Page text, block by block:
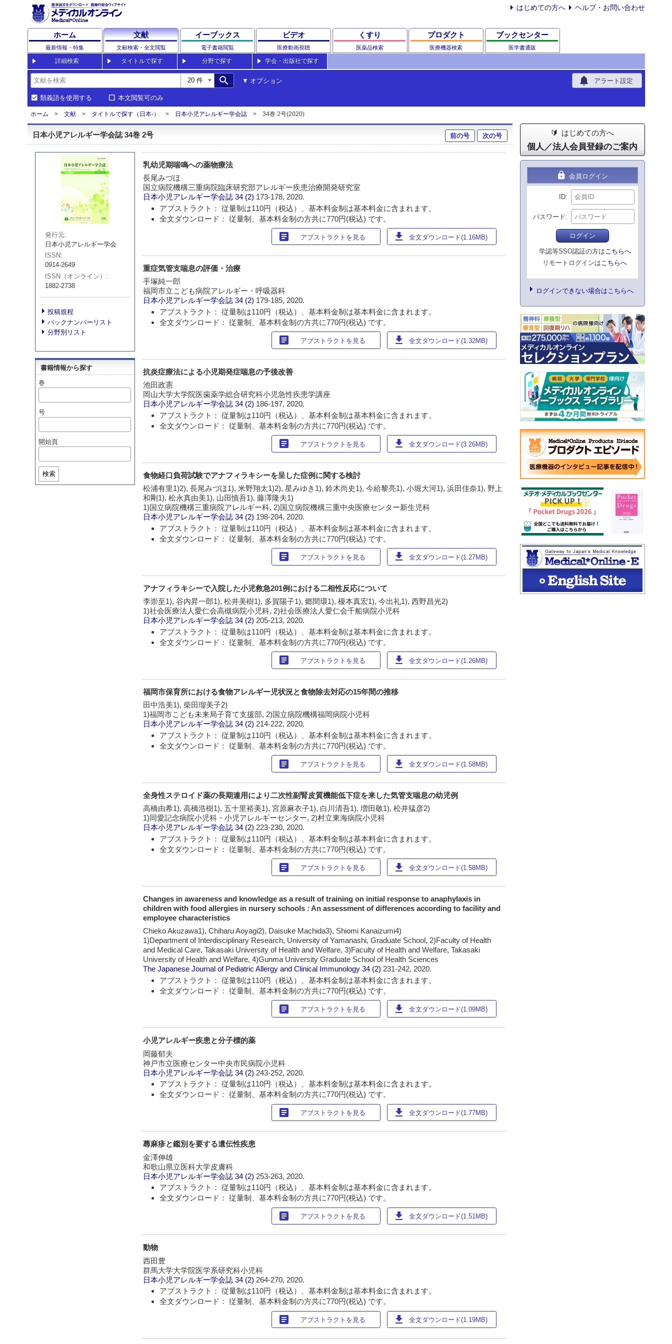
はじめての方へ ヘルプ・お問い合わせ
ホーム
最新情報・特集
文献
文献検索・全文閲覧
イーブックス
電子書籍閲覧
ビデオ
医療動画視聴
くすり
医薬品検索
プロダクト
医療機器検索
ブックセンター
医学書通販
詳細検索 タイトルで探す 分野で探す 学会・出版社で探す
search オプション notifications アラート設定
類義語を使用する 本文閲覧可のみ
ホーム 文献 タイトルで探す（日本-） 日本小児アレルギー学会誌 34巻 2号(2020)
日本小児アレルギー学会誌 34巻 2号 前の号 次の号
発行元
日本小児アレルギー学会
ISSN
0914-2649
ISSN（オンライン）
1882-2738
投稿規程
バックナンバーリスト
分野別リスト
書籍情報から探す
巻
号
開始頁
検索
乳幼児期喘鳴への薬物療法
長尾みづほ
国立病院機構三重病院臨床研究部アレルギー疾患治療開発研究室
日本小児アレルギー学会誌 34 (2) 173-178, 2020.
アブストラクト： 従量制は110円（税込）、基本料金制は基本料金に含まれます。
全文ダウンロード： 従量制、基本料金制の方共に770円(税込) です。
article アブストラクトを見る download 全文ダウンロード(1.16MB)
重症気管支喘息の評価・治療
手塚純一郎
福岡市立こども病院アレルギー・呼吸器科
日本小児アレルギー学会誌 34 (2) 179-185, 2020.
アブストラクト： 従量制は110円（税込）、基本料金制は基本料金に含まれます。
全文ダウンロード： 従量制、基本料金制の方共に770円(税込) です。
article アブストラクトを見る download 全文ダウンロード(1.32MB)
抗炎症療法による小児期発症喘息の予後改善
池田政憲
岡山大学大学院医歯薬学総合研究科小児急性疾患学講座
日本小児アレルギー学会誌 34 (2) 186-197, 2020.
アブストラクト： 従量制は110円（税込）、基本料金制は基本料金に含まれます。
全文ダウンロード： 従量制、基本料金制の方共に770円(税込) です。
article アブストラクトを見る download 全文ダウンロード(3.26MB)
食物経口負荷試験でアナフィラキシーを呈した症例に関する検討
松浦有里1)2), 長尾みづほ1), 米野翔太1)2), 星みゆき1), 鈴木尚史1), 今給黎亮1), 小堀大河1), 浜田佳奈1), 野上
和剛1), 松永真由美1), 山田慎吾1), 藤澤隆夫1)
1)国立病院機構三重病院アレルギー科, 2)国立病院機構三重中央医療センター新生児科
日本小児アレルギー学会誌 34 (2) 198-204, 2020.
アブストラクト： 従量制は110円（税込）、基本料金制は基本料金に含まれます。
全文ダウンロード： 従量制、基本料金制の方共に770円(税込) です。
article アブストラクトを見る download 全文ダウンロード(1.27MB)
アナフィラキシーで入院した小児救急201例における二相性反応について
李崇至1), 谷内昇一郎1), 松井美樹1), 多賀陽子1), 郷間環1), 榎本真宏1), 今出礼1), 西野昌光2)
1)社会医療法人愛仁会高槻病院小児科, 2)社会医療法人愛仁会千船病院小児科
日本小児アレルギー学会誌 34 (2) 205-213, 2020.
アブストラクト： 従量制は110円（税込）、基本料金制は基本料金に含まれます。
全文ダウンロード： 従量制、基本料金制の方共に770円(税込) です。
article アブストラクトを見る download 全文ダウンロード(1.26MB)
福岡市保育所における食物アレルギー児状況と食物除去対応の15年間の推移
田中浩美1), 柴田瑠美子2)
1)福岡市こども未来局子育て支援部, 2)国立病院機構福岡病院小児科
日本小児アレルギー学会誌 34 (2) 214-222, 2020.
アブストラクト： 従量制は110円（税込）、基本料金制は基本料金に含まれます。
全文ダウンロード： 従量制、基本料金制の方共に770円(税込) です。
article アブストラクトを見る download 全文ダウンロード(1.58MB)
全身性ステロイド薬の長期連用により二次性副腎皮質機能低下症を来した気管支喘息の幼児例
高橋由希1), 高橋浩樹1), 五十里裕美1), 宮原麻衣子1), 白川清吾1), 増田敬1), 松井猛彦2)
1)同愛記念病院小児科・小児アレルギーセンター, 2)村立東海病院小児科
日本小児アレルギー学会誌 34 (2) 223-230, 2020.
アブストラクト： 従量制は110円（税込）、基本料金制は基本料金に含まれます。
全文ダウンロード： 従量制、基本料金制の方共に770円(税込) です。
article アブストラクトを見る download 全文ダウンロード(1.58MB)
Changes in awareness and knowledge as a result of training on initial response to anaphylaxis in
children with food allergies in nursery schools : An assessment of differences according to facility and
employee characteristics
Chieko Akuzawa1), Chiharu Aoyagi2), Daisuke Machida3), Shiomi Kanaizumi4)
1)Department of Interdisciplinary Research, University of Yamanashi, Graduate School, 2)Faculty of Health
and Medical Care, Takasaki University of Health and Welfare, 3)Faculty of Health and Welfare, Takasaki
University of Health and Welfare, 4)Gunma University Graduate School of Health Sciences
The Japanese Journal of Pediatric Allergy and Clinical Immunology 34 (2)231-242, 2020.
アブストラクト： 従量制は110円（税込）、基本料金制は基本料金に含まれます。
全文ダウンロード： 従量制、基本料金制の方共に770円(税込) です。
article アブストラクトを見る download 全文ダウンロード(1.09MB)
小児アレルギー疾患と分子標的薬
岡藤郁夫
神戸市立医療センター中央市民病院小児科
日本小児アレルギー学会誌 34 (2) 243-252, 2020.
アブストラクト： 従量制は110円（税込）、基本料金制は基本料金に含まれます。
全文ダウンロード： 従量制、基本料金制の方共に770円(税込) です。
article アブストラクトを見る download 全文ダウンロード(1.77MB)
蕁麻疹と鑑別を要する遺伝性疾患
金澤伸雄
和歌山県立医科大学皮膚科
日本小児アレルギー学会誌 34 (2) 253-263, 2020.
アブストラクト： 従量制は110円（税込）、基本料金制は基本料金に含まれます。
全文ダウンロード： 従量制、基本料金制の方共に770円(税込) です。
article アブストラクトを見る download 全文ダウンロード(1.51MB)
動物
西田豊
群馬大学大学院医学系研究科小児科
日本小児アレルギー学会誌 34 (2) 264-270, 2020.
アブストラクト： 従量制は110円（税込）、基本料金制は基本料金に含まれます。
全文ダウンロード： 従量制、基本料金制の方共に770円(税込) です。
article アブストラクトを見る download 全文ダウンロード(1.19MB)
はじめての方へ
個人／法人会員登録のご案内
lock 会員ログイン
ID
パスワード
ログイン
学認等SSO認証の方はこちらへ
リモートログインはこちらへ
ログインできない場合はこちらへ